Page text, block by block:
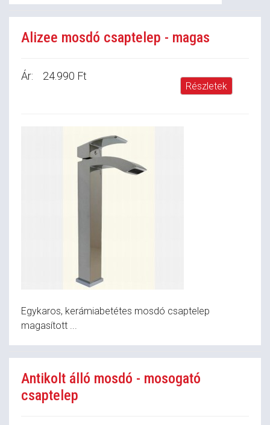
Alizee mosdó csaptelep - magas
Ár: 24.990 Ft
Részletek
Egykaros, kerámiabetétes mosdó csaptelep
magasított ...
Antikolt álló mosdó - mosogató
csaptelep